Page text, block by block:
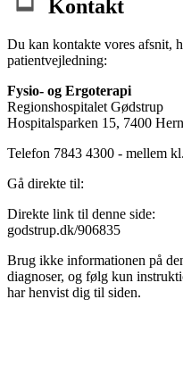
Kontakt
Du kan kontakte vores afsnit,
patientvejledning:
Fysio- og Ergoterapi
Regionshospitalet Gødstrup
Hospitalsparken 15, 7400
Telefon 7843 4300 - mellem
Gå direkte til:
Direkte link til denne side:
godstrup.dk/906835
Brug ikke informationen på
diagnoser, og følg kun
har henvist dig til siden.